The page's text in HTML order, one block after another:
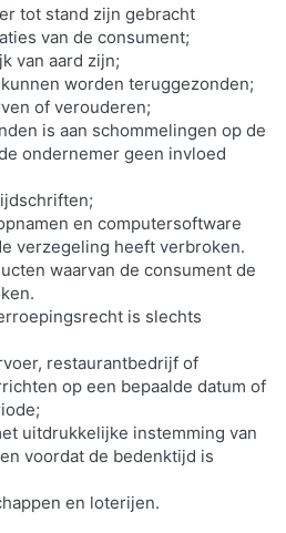
tot stand zijn gebracht
van de consument;
van aard zijn;
worden teruggezonden;
of verouderen;
is aan schommelingen op de
ondernemer geen invloed
en computersoftware
verzegeling heeft verbroken.
waarvan de consument de
is slechts
restaurantbedrijf of
op een bepaalde datum of
uitdrukkelijke instemming van
voordat de bedenktijd is
en loterijen.